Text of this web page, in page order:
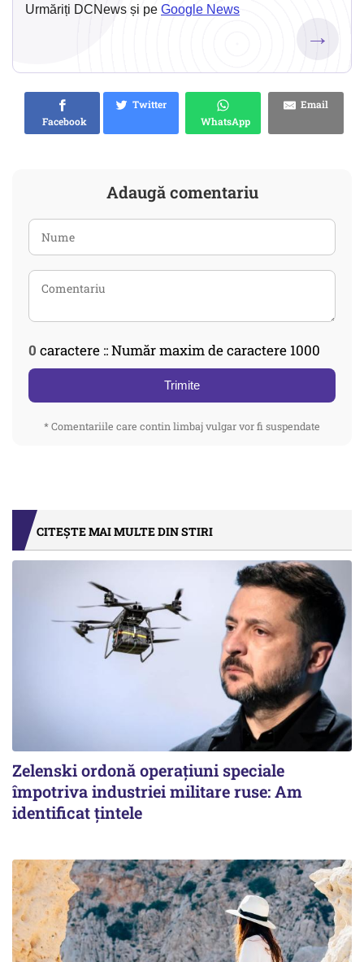
Urmăriți DCNews și pe Google News
→
Facebook
Twitter
WhatsApp
Email
Adaugă comentariu
0 caractere :: Număr maxim de caractere 1000
Trimite
* Comentariile care contin limbaj vulgar vor fi suspendate
CITEȘTE MAI MULTE DIN STIRI
Zelenski ordonă operațiuni speciale
împotriva industriei militare ruse: Am
identificat țintele